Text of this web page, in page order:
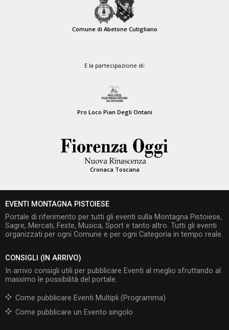
Comune di Abetone Cutigliano
E la partecipazione di:
Pro Loco Pian Degli Ontani
Cronaca Toscana
EVENTI MONTAGNA PISTOIESE
Portale di riferimento per tutti gli eventi sulla Montagna Pistoiese,
Sagre, Mercati, Feste, Musica, Sport e tanto altro. Tutti gli eventi
organizzati per ogni Comune e per ogni Categoria in tempo reale.
CONSIGLI (IN ARRIVO)
In arrivo consigli utili per pubblicare Eventi al meglio sfruttando al
massimo le possibilità del portale.
Come pubblicare Eventi Multipli (Programma)
Come pubblicare un Evento singolo